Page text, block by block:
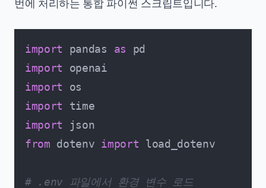
번에 처리하는 통합 파이썬 스크립트입니다.
import pandas as
import
import
import
import
from dotenv import load_dotenv
# .env 파일에서 환경 변수 로드